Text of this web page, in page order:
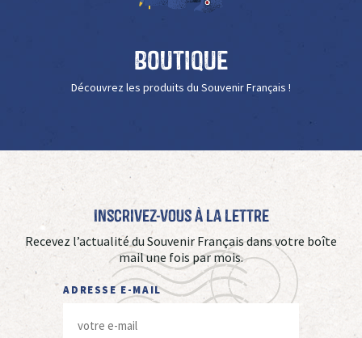
Boutique
Découvrez les produits du Souvenir Français !
Inscrivez-vous à La Lettre
Recevez l’actualité du Souvenir Français dans votre boîte
mail une fois par mois.
ADRESSE E-MAIL